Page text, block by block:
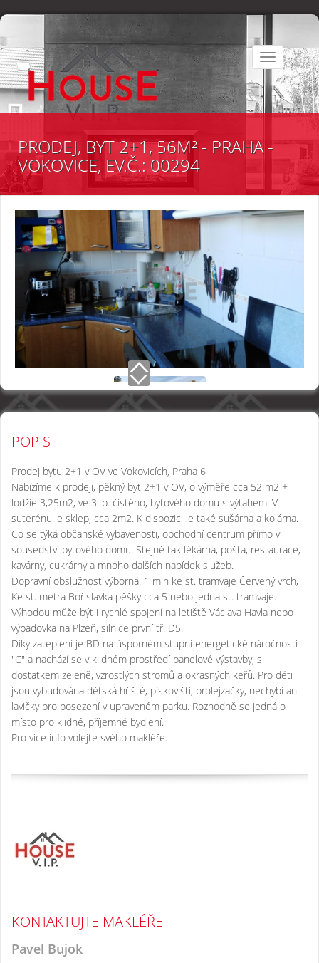
Toggle
navigation
PRODEJ, BYT 2+1, 56M² - PRAHA -
VOKOVICE, EV.Č.: 00294
POPIS
Prodej bytu 2+1 v OV ve Vokovicích, Praha 6
Nabízíme k prodeji, pěkný byt 2+1 v OV, o výměře cca 52 m2 +
lodžie 3,25m2, ve 3. p. čistého, bytového domu s výtahem. V
suterénu je sklep, cca 2m2. K dispozici je také sušárna a kolárna.
Co se týká občanské vybavenosti, obchodní centrum přímo v
sousedství bytového domu. Stejně tak lékárna, pošta, restaurace,
kavárny, cukrárny a mnoho dalších nabídek služeb.
Dopravní obslužnost výborná. 1 min ke st. tramvaje Červený vrch,
Ke st. metra Bořislavka pěšky cca 5 nebo jedna st. tramvaje.
Výhodou může být i rychlé spojení na letiště Václava Havla nebo
výpadovka na Plzeň, silnice první tř. D5.
Díky zateplení je BD na úsporném stupni energetické náročnosti
"C" a nachází se v klidném prostředí panelové výstavby, s
dostatkem zeleně, vzrostlých stromů a okrasných keřů. Pro děti
jsou vybudována dětská hřiště, pískovišti, prolejzačky, nechybí ani
lavičky pro posezení v upraveném parku. Rozhodně se jedná o
místo pro klidné, příjemné bydlení.
Pro více info volejte svého makléře.
KONTAKTUJTE MAKLÉŘE
Pavel Bujok